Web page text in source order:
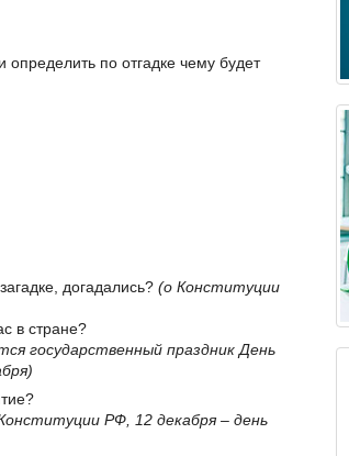
определить по отгадке чему будет
догадались? (о Конституции
в стране?
государственный праздник День
РФ, 12 декабря – день